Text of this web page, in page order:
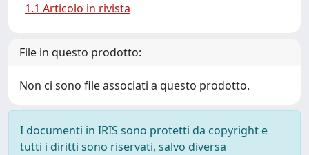
1.1 Articolo in rivista
File in questo prodotto:
Non ci sono file associati a questo prodotto.
I documenti in IRIS sono protetti da copyright e
tutti i diritti sono riservati, salvo diversa